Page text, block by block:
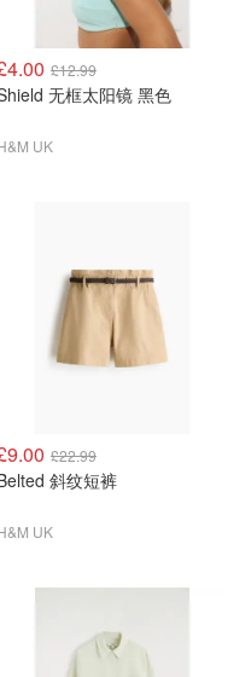
£12.99
无框太阳镜 黑色
UK
£22.99
斜纹短裤
UK